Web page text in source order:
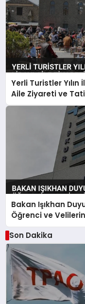
Yerli Turistler Yılın
Aile Ziyareti ve
Bakan Işıkhan
Öğrenci ve Velilerin
Son Dakika